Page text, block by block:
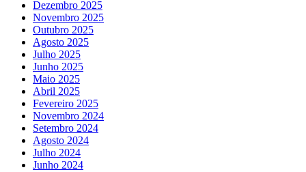
Dezembro 2025
Novembro 2025
Outubro 2025
Agosto 2025
Julho 2025
Junho 2025
Maio 2025
Abril 2025
Fevereiro 2025
Novembro 2024
Setembro 2024
Agosto 2024
Julho 2024
Junho 2024